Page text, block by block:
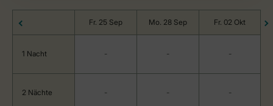
Fr. 25 Sep Mo. 28 Sep Fr. 02 Okt
1 Nacht - - -
2 Nächte - - -